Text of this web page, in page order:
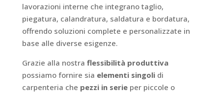
lavorazioni interne che integrano taglio,
piegatura, calandratura, saldatura e bordatura,
offrendo soluzioni complete e personalizzate in
base alle diverse esigenze.
Grazie alla nostra flessibilità produttiva
possiamo fornire sia elementi singolidi
carpenteria che pezzi in serieper piccole o